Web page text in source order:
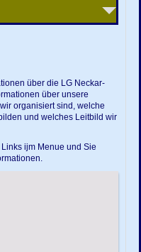
über die LG Neckar-
über unsere
organisiert sind, welche
und welches Leitbild wir
ijm Menue und Sie